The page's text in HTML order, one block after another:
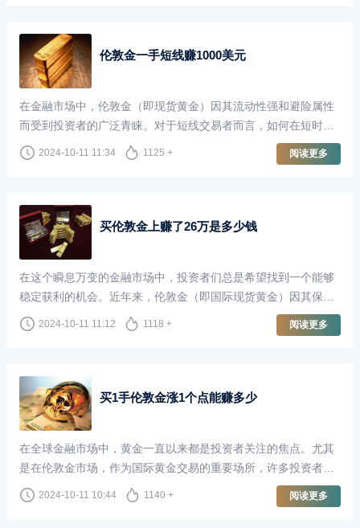
到底赚什么钱呢？
伦敦金一手短线赚1000美元
在金融市场中，伦敦金（即现货黄金）因其流动性强和避险属性
而受到投资者的广泛青睐。对于短线交易者而言，如何在短时间
内获取利润是一个关键课题。今天，我们就来探讨如何通过一手
伦敦金交易在短时间内赚取1000美元。
2024-10-11 11:34 1125 + 阅读更多
买伦敦金上赚了26万是多少钱
在这个瞬息万变的金融市场中，投资者们总是希望找到一个能够
稳定获利的机会。近年来，伦敦金（即国际现货黄金）因其保值
性和避险属性，吸引了越来越多的投资者。对于很多人来说，买
伦敦金不仅仅是一种投资，更是实现财富增长的方式。本文将
险。
2024-10-11 11:12 1118 + 阅读更多
买1手伦敦金涨1个点能赚多少
在全球金融市场中，黄金一直以来都是投资者关注的焦点。尤其
是在伦敦金市场，作为国际黄金交易的重要场所，许多投资者通
过买卖伦敦金来实现财富增值。当我们谈到“买1手伦敦金涨1个点
能赚多少”这个问题时，了解相关的交易机制和市场波动是至关重
2024-10-11 10:44 1140 + 阅读更多